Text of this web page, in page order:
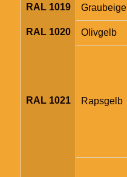
RAL 1019 Graubeige
RAL 1020 Olivgelb
RAL 1021 Rapsgelb